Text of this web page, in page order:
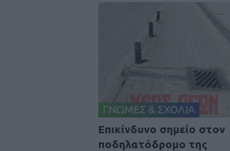
ΓΝΩΜΕΣ & ΣΧΟΛΙΑ
Επικίνδυνο σημείο στον
ποδηλατόδρομο της